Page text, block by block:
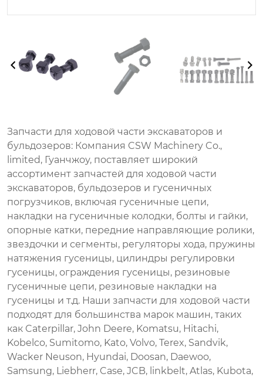
Запчасти для ходовой части экскаваторов и
бульдозеров: Компания CSW Machinery Co.,
limited, Гуанчжоу, поставляет широкий
ассортимент запчастей для ходовой части
экскаваторов, бульдозеров и гусеничных
погрузчиков, включая гусеничные цепи,
накладки на гусеничные колодки, болты и гайки,
опорные катки, передние направляющие ролики,
звездочки и сегменты, регуляторы хода, пружины
натяжения гусеницы, цилиндры регулировки
гусеницы, ограждения гусеницы, резиновые
гусеничные цепи, резиновые накладки на
гусеницы и т.д. Наши запчасти для ходовой части
подходят для большинства марок машин, таких
как Caterpillar, John Deere, Komatsu, Hitachi,
Kobelco, Sumitomo, Kato, Volvo, Terex, Sandvik,
Wacker Neuson, Hyundai, Doosan, Daewoo,
Samsung, Liebherr, Case, JCB, linkbelt, Atlas, Kubota,